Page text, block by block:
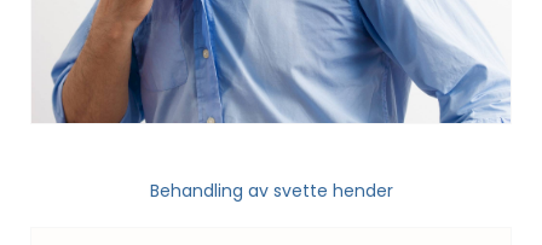
Behandling av svette hender